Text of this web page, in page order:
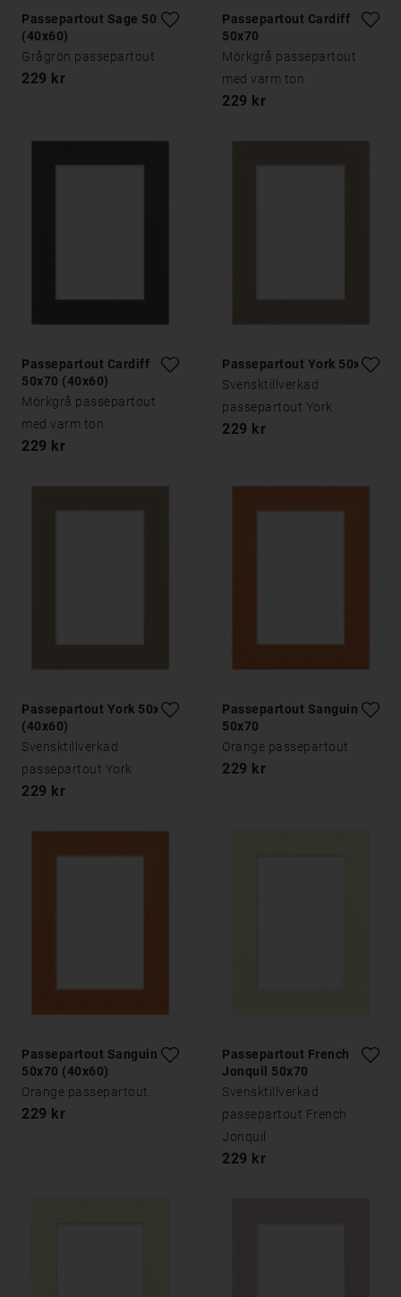
Passepartout Sage 50x70
(40x60)
Grågrön passepartout
229 kr
Passepartout Cardiff
50x70
Mörkgrå passepartout
med varm ton
229 kr
Passepartout Cardiff
50x70 (40x60)
Mörkgrå passepartout
med varm ton
229 kr
Passepartout York 50x70
Svensktillverkad
passepartout York
229 kr
Passepartout York 50x70
(40x60)
Svensktillverkad
passepartout York
229 kr
Passepartout Sanguine
50x70
Orange passepartout
229 kr
Passepartout Sanguine
50x70 (40x60)
Orange passepartout
229 kr
Passepartout French
Jonquil 50x70
Svensktillverkad
passepartout French
Jonquil
229 kr